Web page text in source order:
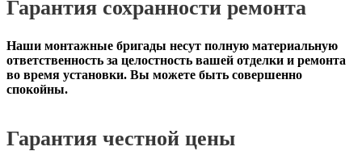
Гарантия сохранности ремонта
Наши монтажные бригады несут полную материальную
ответственность за целостность вашей отделки и ремонта
во время установки. Вы можете быть совершенно
спокойны.
Гарантия честной цены